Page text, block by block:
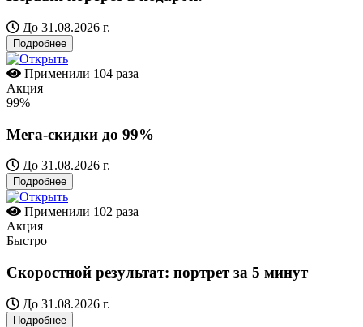
До 31.08.2026 г.
Подробнее
Применили 104 раза
Акция
99%
Мега-скидки до 99%
До 31.08.2026 г.
Подробнее
Применили 102 раза
Акция
Быстро
Скоростной результат: портрет за 5 минут
До 31.08.2026 г.
Подробнее